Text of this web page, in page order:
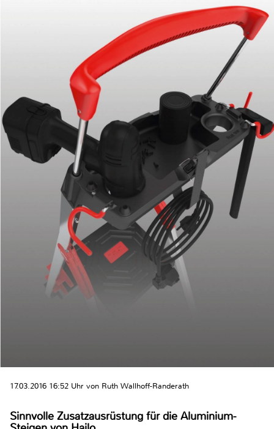
17.03.2016 16:52 Uhr von Ruth Wallhoff-Randerath
Sinnvolle Zusatzausrüstung für die Aluminium-